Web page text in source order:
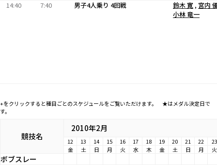
14:40 7:40 男子4人乗り 4回戦 鈴木 寛 , 宮内
小林 竜一
+をクリックすると種目ごとのスケジュールをご覧いただけます。 ★はメダル決定日で
す。
競技名
2010年2月
12 13 14 15 16 17 18 19 20 21 22
23
金
土 日 月 火 水 木 金 土 日 月 火
ボブスレー